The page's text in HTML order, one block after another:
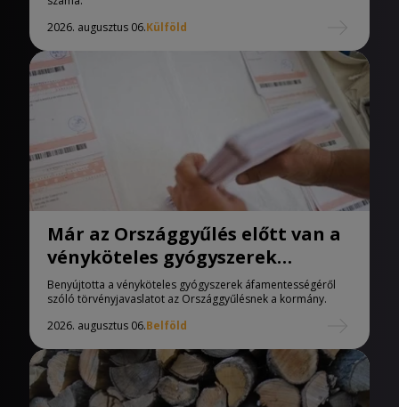
2026. augusztus 06.Külföld
Már az Országgyűlés előtt van a
vényköteles gyógyszerek
áfamentességéről szóló
törvényjavaslat
Benyújtotta a vényköteles gyógyszerek áfamentességéről
szóló törvényjavaslatot az Országgyűlésnek a kormány.
2026. augusztus 06.Belföld